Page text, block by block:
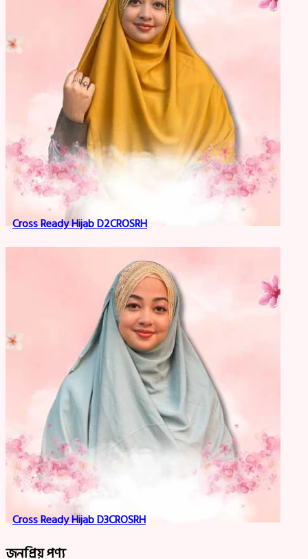
Cross Ready Hijab D2CROSRH
Cross Ready Hijab D3CROSRH
জনপ্রিয় পণ্য